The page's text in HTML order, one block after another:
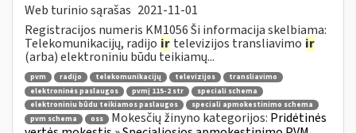
Web turinio sąrašas 2021-11-01
Registracijos numeris KM1056 Ši informacija skelbiama:
Telekomunikacijų, radijo ir televizijos transliavimo ir
(arba) elektroniniu būdu teikiamų...
pvm radijo telekomunikacijų televizijos
transliavimo
elektroninės paslaugos
pvmį 115-2 str
speciali schema
elektroniniu būdu teikiamos paslaugos
speciali apmokestinimo schema
pvm schema
oss Mokesčių žinyno kategorijos: Pridėtinės